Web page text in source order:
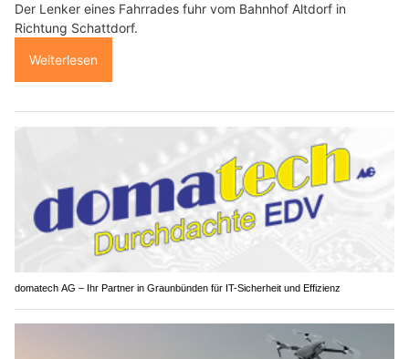
Der Lenker eines Fahrrades fuhr vom Bahnhof Altdorf in
Richtung Schattdorf.
Weiterlesen
domatech AG – Ihr Partner in Graunbünden für IT-Sicherheit und Effizienz